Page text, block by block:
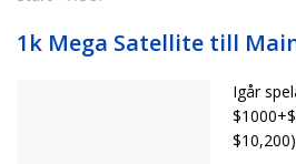
1k Mega Satellite till
Igår